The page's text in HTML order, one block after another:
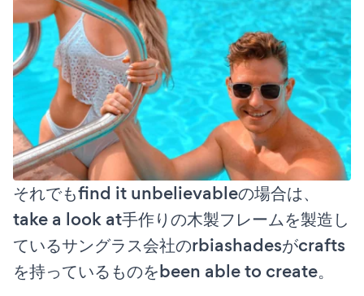
それでもfind it unbelievableの場合は、
take a look at手作りの木製フレームを製造し
ているサングラス会社のrbiashadesがcrafts
を持っているものをbeen able to create。